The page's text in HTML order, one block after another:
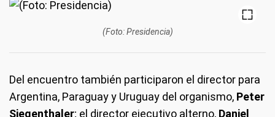
(Foto: Presidencia)
Del encuentro también participaron el director para
Argentina, Paraguay y Uruguay del organismo, Peter
Siegenthaler; el director ejecutivo alterno, Daniel